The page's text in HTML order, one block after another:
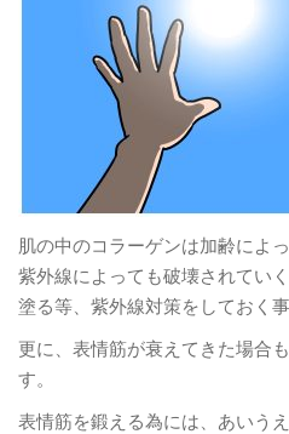
肌の中のコラーゲンは加齢によ
紫外線によっても破壊されてい
塗る等、紫外線対策をしておく事
更に、表情筋が衰えてきた場合
す。
表情筋を鍛える為には、あいう